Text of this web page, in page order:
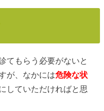
てもらう必要がないと
が、なかには危険な状
していただければと思